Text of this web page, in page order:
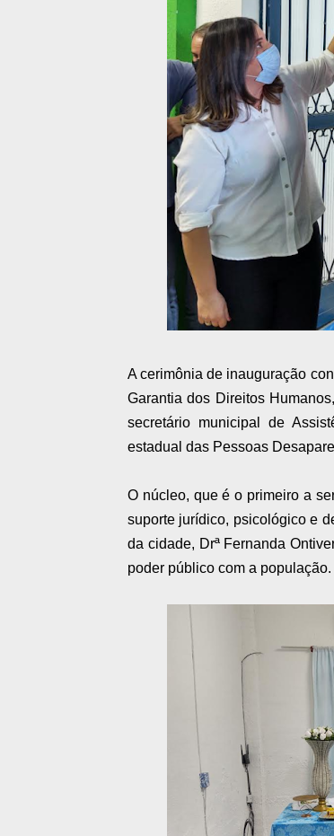
A cerimônia de inauguração
Garantia dos Direitos
secretário municipal de
estadual das Pessoas
O núcleo, que é o primeiro a
suporte jurídico, psicológico e
da cidade, Drª Fernanda
poder público com a população.